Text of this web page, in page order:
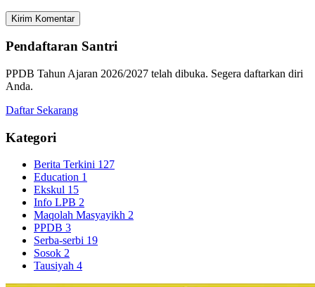
Kirim Komentar
Pendaftaran Santri
PPDB Tahun Ajaran 2026/2027 telah dibuka. Segera daftarkan diri
Anda.
Daftar Sekarang
Kategori
Berita Terkini 127
Education 1
Ekskul 15
Info LPB 2
Maqolah Masyayikh 2
PPDB 3
Serba-serbi 19
Sosok 2
Tausiyah 4